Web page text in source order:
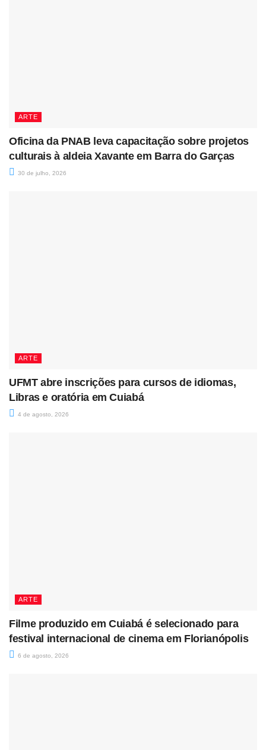
ARTE
Oficina da PNAB leva capacitação sobre projetos
culturais à aldeia Xavante em Barra do Garças
30 de julho, 2026
ARTE
UFMT abre inscrições para cursos de idiomas,
Libras e oratória em Cuiabá
4 de agosto, 2026
ARTE
Filme produzido em Cuiabá é selecionado para
festival internacional de cinema em Florianópolis
6 de agosto, 2026